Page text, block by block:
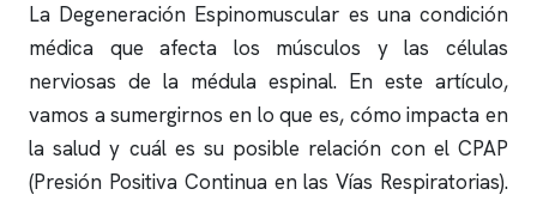
La Degeneración Espinomuscular es una condición
médica que afecta los músculos y las células
nerviosas de la médula espinal. En este artículo,
vamos a sumergirnos en lo que es, cómo impacta en
la salud y cuál es su posible relación con el CPAP
(Presión Positiva Continua en las Vías Respiratorias).